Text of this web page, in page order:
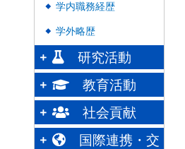
◆ 学内職務経歴
◆ 学外略歴
研究活動
教育活動
社会貢献
国際連携・交